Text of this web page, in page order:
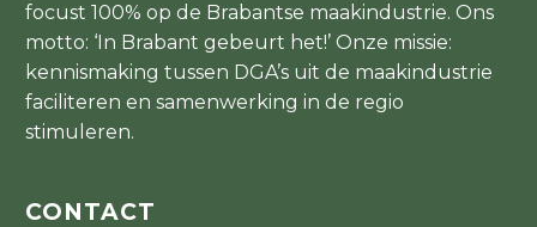
focust 100% op de Brabantse maakindustrie. Ons
motto: ‘In Brabant gebeurt het!’ Onze missie:
kennismaking tussen DGA’s uit de maakindustrie
faciliteren en samenwerking in de regio
stimuleren.
CONTACT